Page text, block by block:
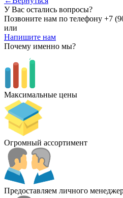
У Вас остались вопросы?
Позвоните нам по телефону +7
или
Напишите нам
Почему именно мы?
Максимальные цены
Огромный ассортимент
Предоставляем личного